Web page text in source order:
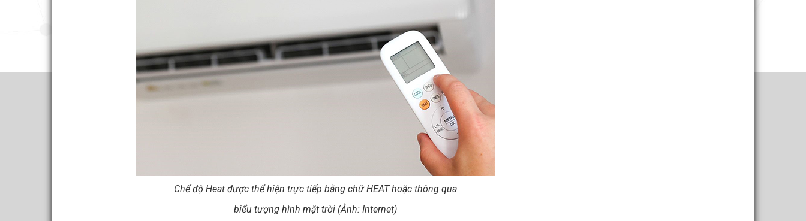
Chế độ Heat được thể hiện trực tiếp bằng chữ HEAT hoặc thông qua
biểu tượng hình mặt trời (Ảnh: Internet)